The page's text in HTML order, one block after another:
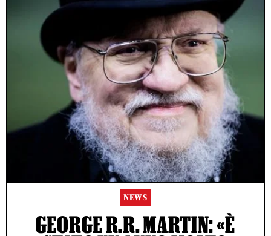
NEWS
GEORGE R.R. MARTIN: «È